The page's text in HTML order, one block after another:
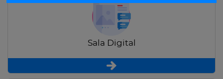
Sala Digital